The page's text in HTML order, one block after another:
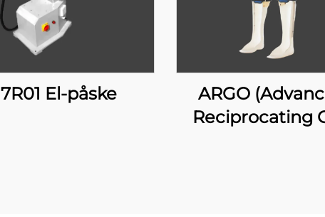
7R01 El-påske
ARGO
Reciprocating